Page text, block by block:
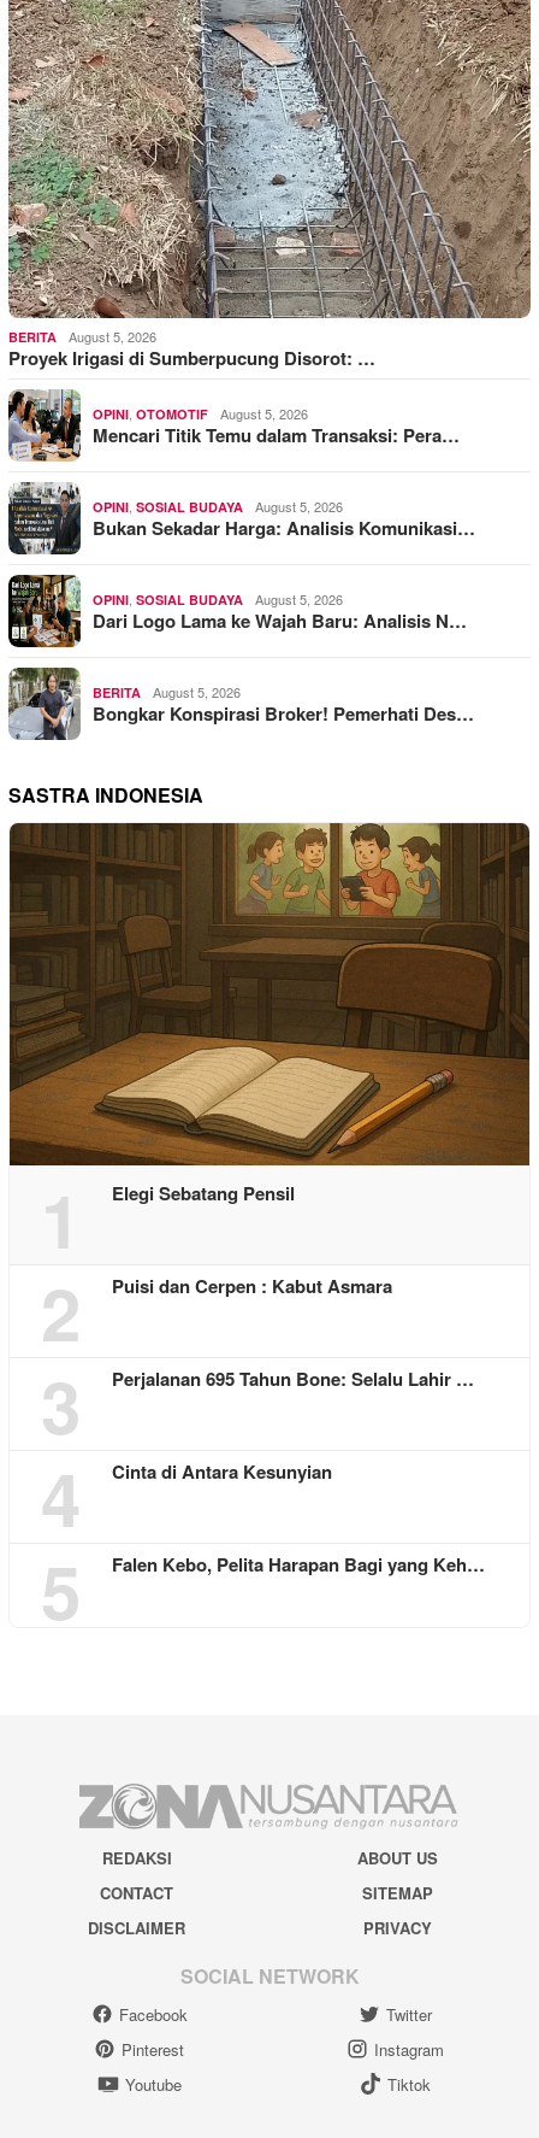
BERITA August 5, 2026
Proyek Irigasi di Sumberpucung Disorot: …
OPINI OTOMOTIF August 5, 2026
Mencari Titik Temu dalam Transaksi: Pera…
OPINI SOSIAL BUDAYA August 5, 2026
Bukan Sekadar Harga: Analisis Komunikasi…
OPINI SOSIAL BUDAYA August 5, 2026
Dari Logo Lama ke Wajah Baru: Analisis N…
BERITA August 5, 2026
Bongkar Konspirasi Broker! Pemerhati Des…
SASTRA INDONESIA
1 Elegi Sebatang Pensil
2 Puisi dan Cerpen : Kabut Asmara
3 Perjalanan 695 Tahun Bone: Selalu Lahir …
4 Cinta di Antara Kesunyian
5 Falen Kebo, Pelita Harapan Bagi yang Keh…
REDAKSI
ABOUT US
CONTACT
SITEMAP
DISCLAIMER
PRIVACY
SOCIAL NETWORK
Facebook
Twitter
Pinterest
Instagram
Youtube
Tiktok